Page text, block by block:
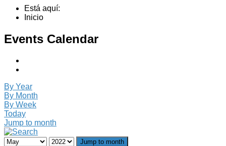
Está aquí:
Inicio
Events Calendar
By Year
By Month
By Week
Today
Jump to month
Jump to month